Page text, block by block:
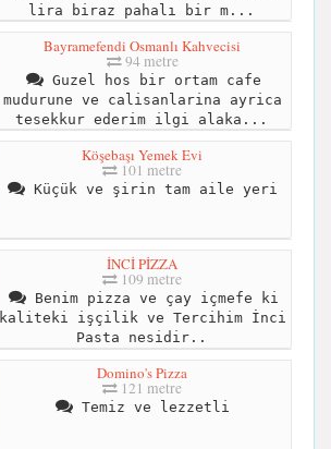
lira biraz pahalı bir m...
Bayramefendi Osmanlı Kahvecisi
94 metre
Guzel hos bir ortam cafe
mudurune ve calisanlarina ayrica
tesekkur ederim ilgi alaka...
Köşebaşı Yemek Evi
101 metre
Küçük ve şirin tam aile yeri
İNCİ PİZZA
109 metre
Benim pizza ve çay içmefe ki
kaliteki işçilik ve Tercihim İnci
Pasta nesidir..
Domino's Pizza
121 metre
Temiz ve lezzetli